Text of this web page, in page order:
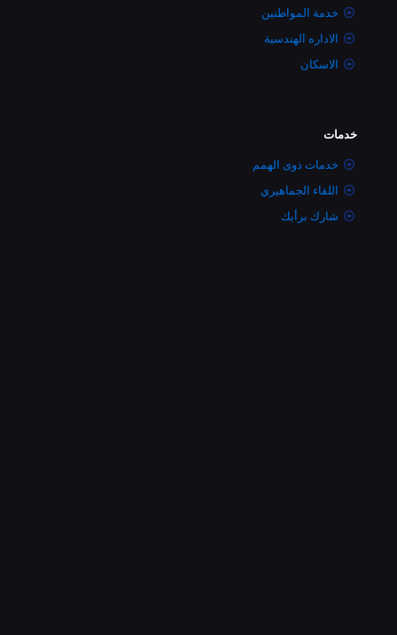
خدمة المواطنين
الاداره الهندسية
الاسكان
خدمات
خدمات ذوى الهمم
اللقاء الجماهيري
شارك برأيك